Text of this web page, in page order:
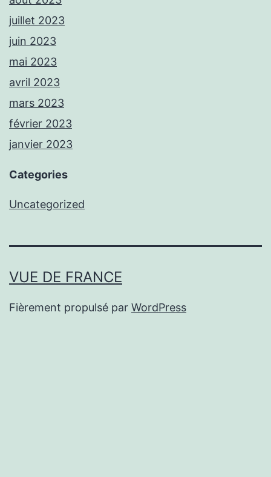
juillet 2023
juin 2023
mai 2023
avril 2023
mars 2023
février 2023
janvier 2023
Categories
Uncategorized
VUE DE FRANCE
Fièrement propulsé par WordPress